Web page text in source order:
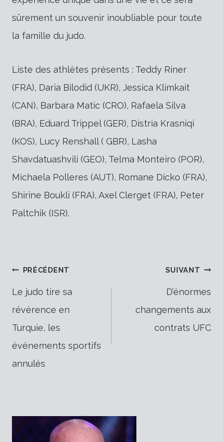
sûrement un souvenir inoubliable pour toute
la famille du judo.
Liste des athlètes présents : Teddy Riner
(FRA), Daria Bilodid (UKR), Jessica Klimkait
(CAN), Barbara Matic (CRO), Rafaela Silva
(BRA), Eduard Trippel (GER), Distria Krasniqi
(KOS), Lucy Renshall ( GBR), Lasha
Shavdatuashvili (GEO), Telma Monteiro (POR),
Michaela Polleres (AUT), Romane Dicko (FRA),
Shirine Boukli (FRA), Axel Clerget (FRA), Peter
Paltchik (ISR).
Navigation
de
l’article
PRÉCÉDENT
Le judo tire sa
révérence en
Turquie, les
événements sportifs
annulés
SUIVANT
D’énormes
changements aux
contrats UFC